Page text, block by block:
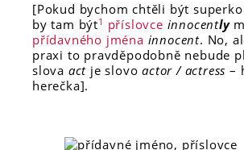
[Pokud bychom chtěli být
by tam být1 příslovce innocently
přídavného jména innocent. No,
praxi to pravděpodobně nebude
slova act je slovoactor / actress –
herečka].